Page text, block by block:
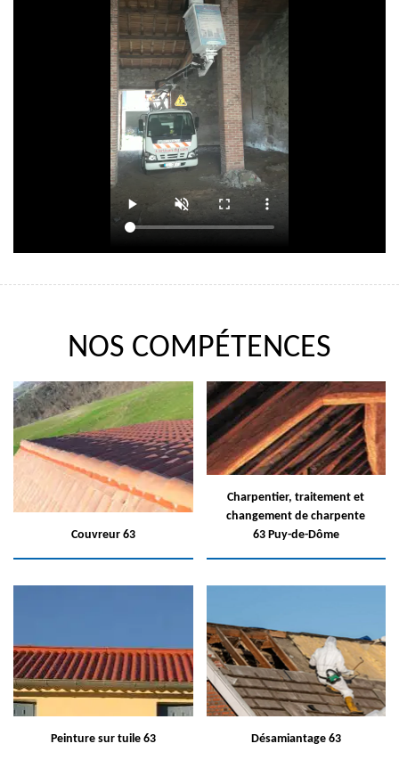
NOS COMPÉTENCES
Couvreur 63
Charpentier, traitement et
changement de charpente
63 Puy-de-Dôme
Peinture sur tuile 63 Désamiantage 63